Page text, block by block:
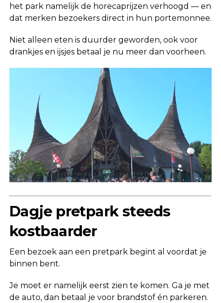
het park namelijk de horecaprijzen verhoogd — en
dat merken bezoekers direct in hun portemonnee.
Niet alleen eten is duurder geworden, ook voor
drankjes en ijsjes betaal je nu meer dan voorheen.
Dagje pretpark steeds
kostbaarder
Een bezoek aan een pretpark begint al voordat je
binnen bent.
Je moet er namelijk eerst zien te komen. Ga je met
de auto, dan betaal je voor brandstof én parkeren.